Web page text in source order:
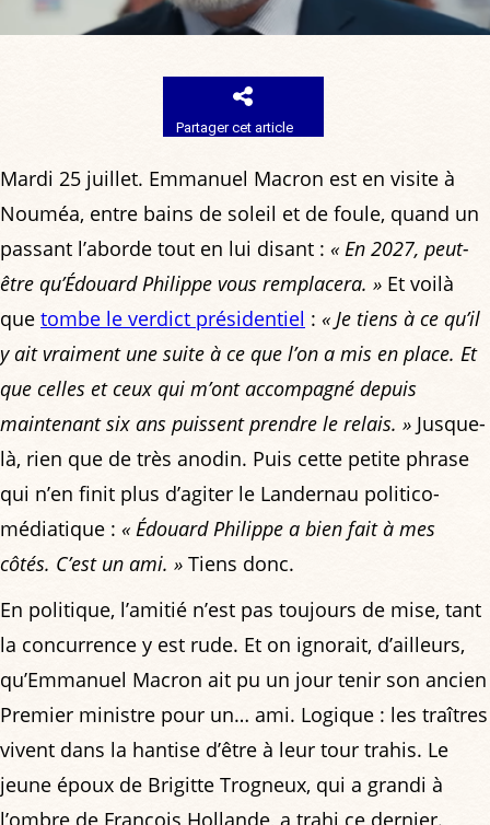
Partager cet article
Mardi 25 juillet. Emmanuel Macron est en visite à
Nouméa, entre bains de soleil et de foule, quand un
passant l’aborde tout en lui disant : « En 2027, peut-
être qu’Édouard Philippe vous remplacera. » Et voilà
que tombe le verdict présidentiel : « Je tiens à ce qu’il
y ait vraiment une suite à ce que l’on a mis en place. Et
que celles et ceux qui m’ont accompagné depuis
maintenant six ans puissent prendre le relais. » Jusque-
là, rien que de très anodin. Puis cette petite phrase
qui n’en finit plus d’agiter le Landernau politico-
médiatique : « Édouard Philippe a bien fait à mes
côtés. C’est un ami. » Tiens donc.
En politique, l’amitié n’est pas toujours de mise, tant
la concurrence y est rude. Et on ignorait, d’ailleurs,
qu’Emmanuel Macron ait pu un jour tenir son ancien
Premier ministre pour un… ami. Logique : les traîtres
vivent dans la hantise d’être à leur tour trahis. Le
jeune époux de Brigitte Trogneux, qui a grandi à